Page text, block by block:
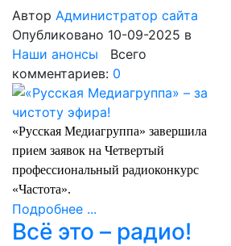
Автор Администратор сайта
Опубликовано 10-09-2025 в
Наши анонсы Всего
комментариев: 0
«Русская Медиагруппа» завершила
прием заявок на Четвертый
профессиональный радиоконкурс
«Частота».
Подробнее ...
Всё это – радио!